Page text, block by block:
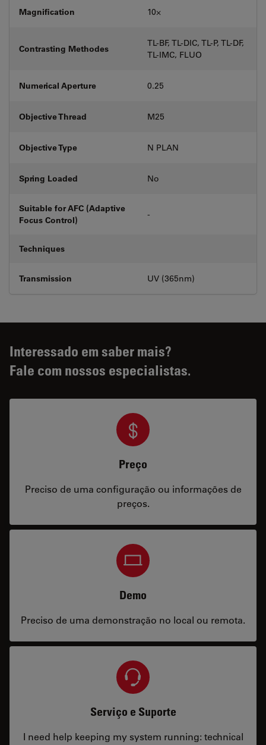
Magnification 10⨉
Contrasting Methodes
TL-BF, TL-DIC, TL-P, TL-DF,
TL-IMC, FLUO
Numerical Aperture 0.25
Objective Thread M25
Objective Type N PLAN
Spring Loaded No
Suitable for AFC (Adaptive
Focus Control)
-
Techniques
Transmission UV (365nm)
Interessado em saber mais?
Fale com nossos especialistas.
Preço
Preciso de uma configuração ou informações de
preços.
Demo
Preciso de uma demonstração no local ou remota.
Serviço e Suporte
I need help keeping my system running: technical